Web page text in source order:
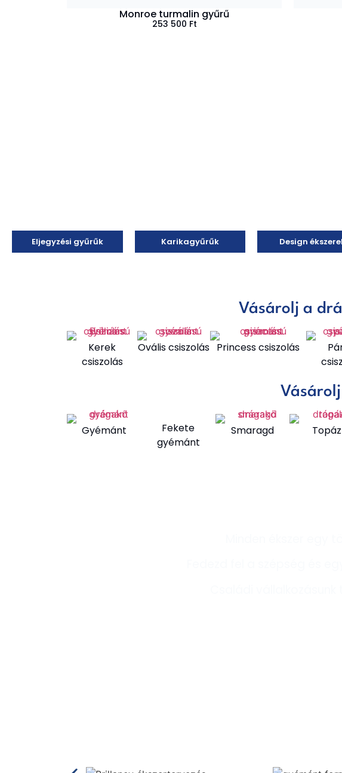
Monroe turmalin gyűrű
253 500 Ft
Eljegyzési gyűrűk Karikagyűrűk Design
Vásárolj a
Kerek
csiszolás
Ovális csiszolás Princess csiszolás
Gyémánt
Fekete
gyémánt
Smaragd Topáz